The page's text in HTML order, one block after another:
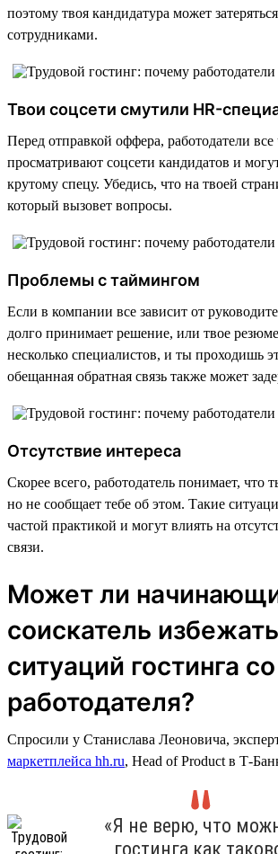
поэтому твоя кандидатура может
сотрудниками.
Твои соцсети смутили HR-
Перед отправкой оффера, работодатели
просматривают соцсети кандидатов и
крутому спецу. Убедись, что на твоей
который вызовет вопросы.
Проблемы с таймингом
Если в компании все зависит от
долго принимает решение, или твое
несколько специалистов, и ты проходишь
обещанная обратная связь также может
Отсутствие интереса
Скорее всего, работодатель понимает, что
но не сообщает тебе об этом. Такие
частой практикой и могут влиять на
связи.
Может ли
соискатель избежать
ситуаций гостинга
работодателя?
Спросили у Станислава Леоновича,
маркетплейса hh.ru, Head of Product в Т-
«Я не верю, что
гостинга как